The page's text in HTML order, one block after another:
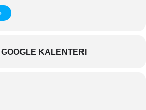
GOOGLE KALENTERI